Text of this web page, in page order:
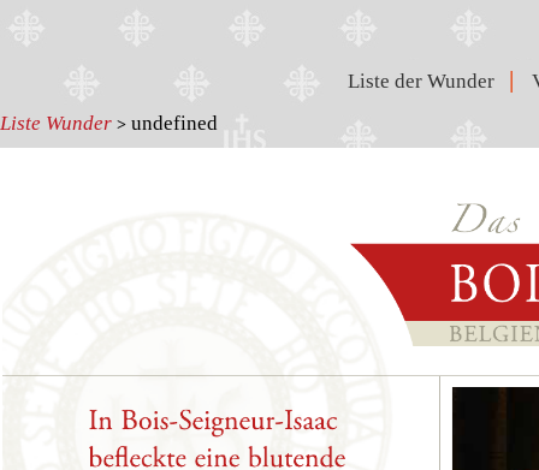
Liste Wunder > undefined
Liste der Wunder |